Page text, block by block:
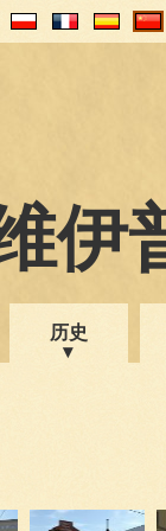
伊
历史